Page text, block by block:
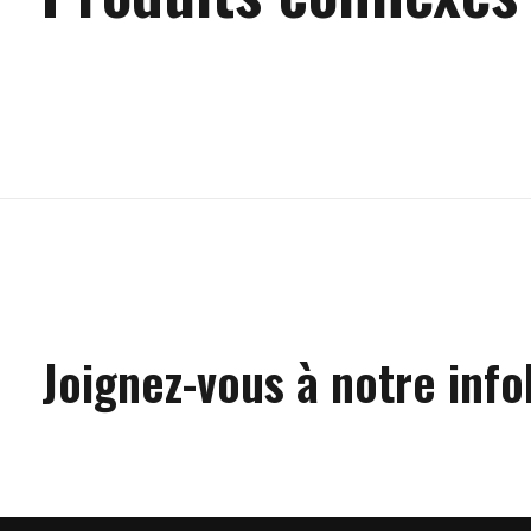
Joignez-vous à notre